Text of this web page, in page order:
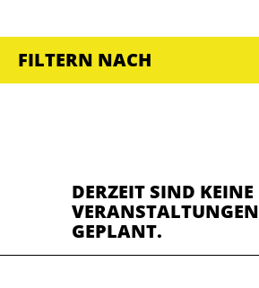
FILTERN NACH
DERZEIT SIND KEINE
VERANSTALTUNGEN
GEPLANT.